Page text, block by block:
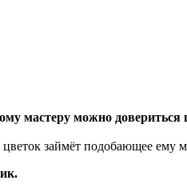
мастеру можно довериться
займёт подобающее ему